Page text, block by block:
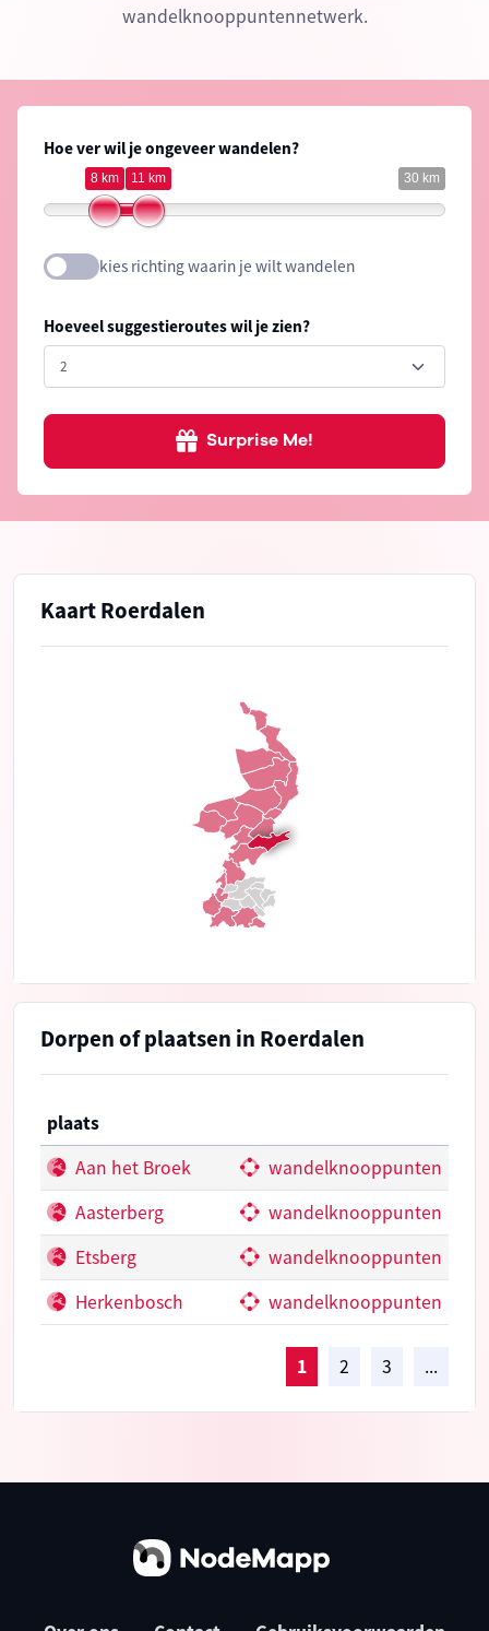
wandelknooppuntennetwerk.
Hoe ver wil je ongeveer wandelen?
30 km
8 km 11 km
kies richting waarin je wilt wandelen
Hoeveel suggestieroutes wil je zien?
Surprise Me!
Kaart Roerdalen
Dorpen of plaatsen in Roerdalen
plaats
Aan het Broek
wandelknooppunten
Aasterberg
wandelknooppunten
Etsberg
wandelknooppunten
Herkenbosch
wandelknooppunten
1 2 3 ...